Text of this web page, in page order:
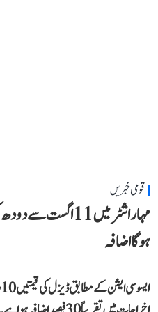
قومی خبریں
ہوگا اضافہ